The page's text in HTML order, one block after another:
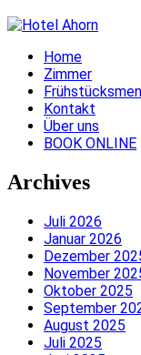
Home
Zimmer
Kontakt
Über uns
BOOK ONLINE
Archives
Juli 2026
Januar 2026
Dezember
November
Oktober 2025
September
August 2025
Juli 2025